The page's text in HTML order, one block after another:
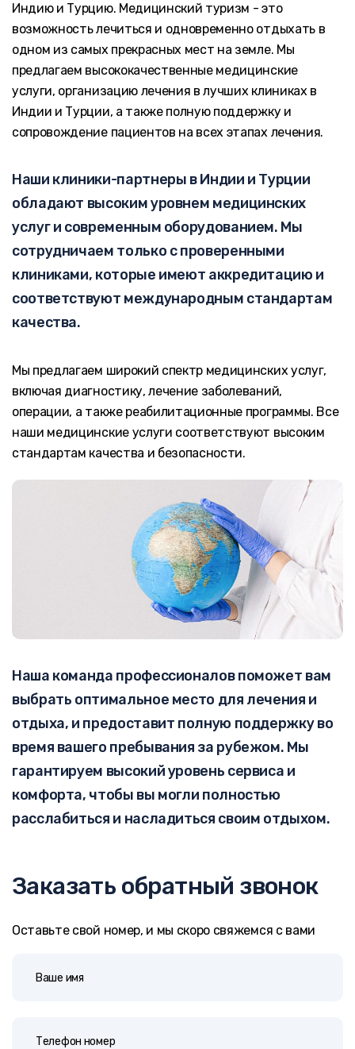
Индию и Турцию. Медицинский туризм - это
возможность лечиться и одновременно отдыхать в
одном из самых прекрасных мест на земле. Мы
предлагаем высококачественные медицинские
услуги, организацию лечения в лучших клиниках в
Индии и Турции, а также полную поддержку и
сопровождение пациентов на всех этапах лечения.
Наши клиники-партнеры в Индии и Турции
обладают высоким уровнем медицинских
услуг и современным оборудованием. Мы
сотрудничаем только с проверенными
клиниками, которые имеют аккредитацию и
соответствуют международным стандартам
качества.
Мы предлагаем широкий спектр медицинских услуг,
включая диагностику, лечение заболеваний,
операции, а также реабилитационные программы. Все
наши медицинские услуги соответствуют высоким
стандартам качества и безопасности.
Наша команда профессионалов поможет вам
выбрать оптимальное место для лечения и
отдыха, и предоставит полную поддержку во
время вашего пребывания за рубежом. Мы
гарантируем высокий уровень сервиса и
комфорта, чтобы вы могли полностью
расслабиться и насладиться своим отдыхом.
Заказать обратный звонок
Оставьте свой номер, и мы скоро свяжемся с вами